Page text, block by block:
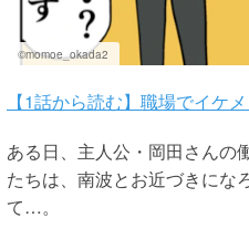
©momoe_okada2
【1話から読む】職場でイケ
ある日、主人公・岡田さんの
たちは、南波とお近づきにな
て…。